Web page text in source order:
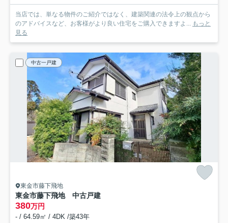
当店では、単なる物件のご紹介ではなく、建築関連の法令上の観点から
のアドバイスなど、お客様がより良い住宅をご購入できますよ...
もっと
見る
中古一戸建
東金市藤下飛地
東金市藤下飛地 中古戸建
380万円
- / 64.59㎡ / 4DK /築43年